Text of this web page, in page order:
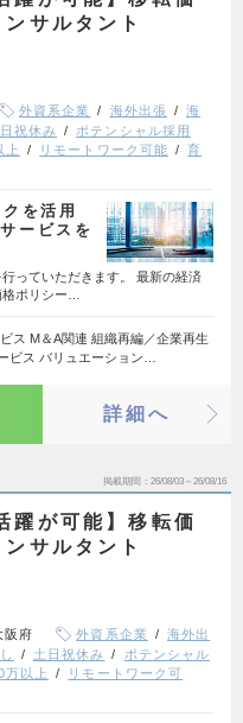
サルタント
外資系企業 海外出張
海
祝休み
ポテンシャル採用
上 リモートワーク可能
育
を活用
ービスを
っていただきます。 最新の経済
ポリシー…
ス M＆A関連 組織再編／企業再生
ビス バリュエーション…
詳細へ
掲載期間 26/08/03～26/08/16
躍が可能】移転価
サルタント
阪府 外資系企業
海外出
土日祝休み
ポテンシャル
万以上
リモートワーク可